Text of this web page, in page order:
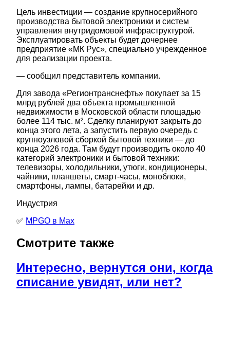
Цель инвестиции — создание крупносерийного
производства бытовой электроники и систем
управления внутридомовой инфраструктурой.
Эксплуатировать объекты будет дочернее
предприятие «МК Рус», специально учрежденное
для реализации проекта.
— сообщил представитель компании.
Для завода «Регионтранснефть» покупает за 15
млрд рублей два объекта промышленной
недвижимости в Московской области площадью
более 114 тыс. м². Сделку планируют закрыть до
конца этого лета, а запустить первую очередь с
крупноузловой сборкой бытовой техники — до
конца 2026 года. Там будут производить около 40
категорий электроники и бытовой техники:
телевизоры, холодильники, утюги, кондиционеры,
чайники, планшеты, смарт-часы, моноблоки,
смартфоны, лампы, батарейки и др.
Индустрия
✅ MPGO в Мах
Смотрите также
Интересно, вернутся они, когда
списание увидят, или нет?